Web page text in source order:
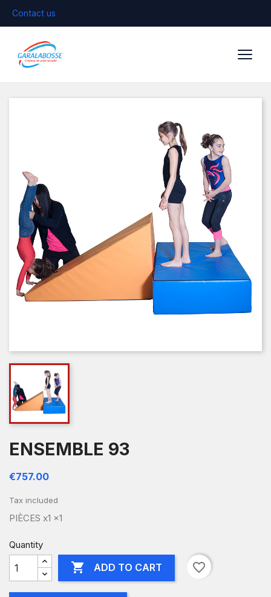
Contact us
ENSEMBLE 93
€757.00
Tax included
PIÈCES x1 x1
Quantity
 ADD TO CART favorite_border